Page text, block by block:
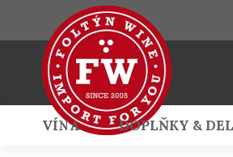
VÍNA DOPLŇKY &